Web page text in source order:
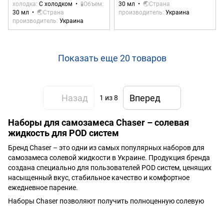
холодка С холодком
🧪Объем
30 мл
🌏Страна
производитель Украина
30 мл
🌏Страна
производитель Украина
Показать еще 20 товаров
Назад 1 из 8 Вперед
Наборы для самозамеса Chaser – солевая
жидкость для POD систем
Бренд Chaser – это одни из самых популярных наборов для
самозамеса солевой жидкости в Украине. Продукция бренда
создана специально для пользователей POD систем, ценящих
насыщенный вкус, стабильное качество и комфортное
ежедневное парение.
Наборы Chaser позволяют получить полноценную солевую